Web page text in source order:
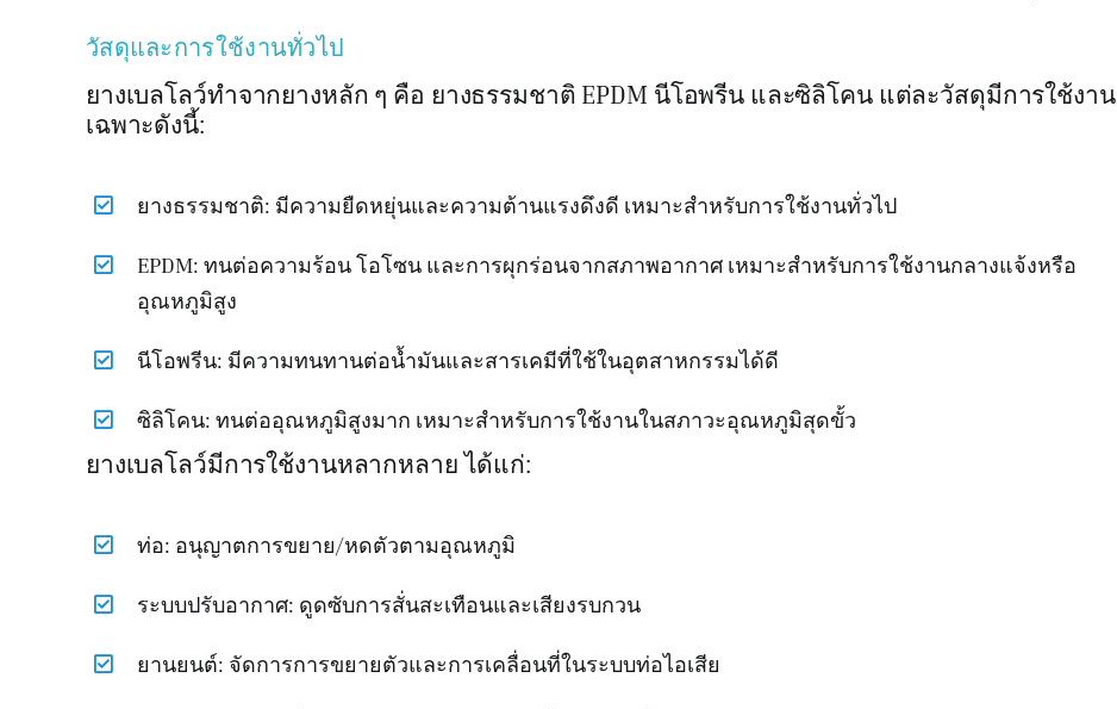
วัสดุและการใช้งานทั่วไป
ยางเบลโลว์ทำจากยางหลัก ๆ คือ ยางธรรมชาติ EPDM นีโอพรีน และซิลิโคน แต่ละวัสดุมีการใช้งาน
เฉพาะดังนี้:
ยางธรรมชาติ: มีความยืดหยุ่นและความต้านแรงดึงดี เหมาะสำหรับการใช้งานทั่วไป
EPDM: ทนต่อความร้อน โอโซน และการผุกร่อนจากสภาพอากาศ เหมาะสำหรับการใช้งานกลางแจ้งหรือ
อุณหภูมิสูง
นีโอพรีน: มีความทนทานต่อน้ำมันและสารเคมีที่ใช้ในอุตสาหกรรมได้ดี
ซิลิโคน: ทนต่ออุณหภูมิสูงมาก เหมาะสำหรับการใช้งานในสภาวะอุณหภูมิสุดขั้ว
ยางเบลโลว์มีการใช้งานหลากหลาย ได้แก่:
ท่อ: อนุญาตการขยาย/หดตัวตามอุณหภูมิ
ระบบปรับอากาศ: ดูดซับการสั่นสะเทือนและเสียงรบกวน
ยานยนต์: จัดการการขยายตัวและการเคลื่อนที่ในระบบท่อไอเสีย